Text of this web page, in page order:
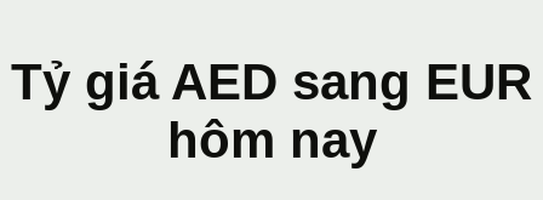
Tỷ giá AED sang EUR
hôm nay